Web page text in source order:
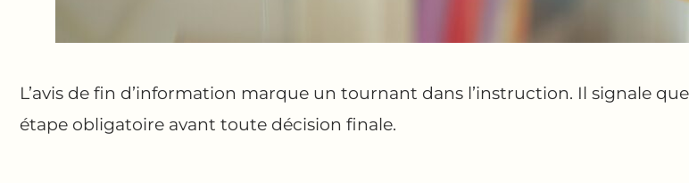
L’avis de fin d’information marque un tournant dans l’instruction. Il signale
étape obligatoire avant toute décision finale.